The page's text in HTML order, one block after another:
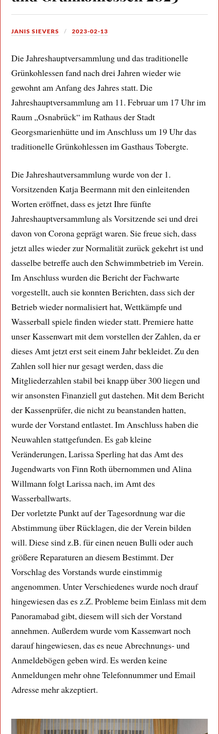
JANIS SIEVERS 2023-02-13
Die Jahreshauptversammlung und das traditionelle
Grünkohlessen fand nach drei Jahren wieder wie
gewohnt am Anfang des Jahres statt. Die
Jahreshauptversammlung am 11. Februar um 17 Uhr im
Raum „Osnabrück“ im Rathaus der Stadt
Georgsmarienhütte und im Anschluss um 19 Uhr das
traditionelle Grünkohlessen im Gasthaus Tobergte.
Die Jahreshautversammlung wurde von der 1.
Vorsitzenden Katja Beermann mit den einleitenden
Worten eröffnet, dass es jetzt Ihre fünfte
Jahreshauptversammlung als Vorsitzende sei und drei
davon von Corona geprägt waren. Sie freue sich, dass
jetzt alles wieder zur Normalität zurück gekehrt ist und
dasselbe betreffe auch den Schwimmbetrieb im Verein.
Im Anschluss wurden die Bericht der Fachwarte
vorgestellt, auch sie konnten Berichten, dass sich der
Betrieb wieder normalisiert hat, Wettkämpfe und
Wasserball spiele finden wieder statt. Premiere hatte
unser Kassenwart mit dem vorstellen der Zahlen, da er
dieses Amt jetzt erst seit einem Jahr bekleidet. Zu den
Zahlen soll hier nur gesagt werden, dass die
Mitgliederzahlen stabil bei knapp über 300 liegen und
wir ansonsten Finanziell gut dastehen. Mit dem Bericht
der Kassenprüfer, die nicht zu beanstanden hatten,
wurde der Vorstand entlastet. Im Anschluss haben die
Neuwahlen stattgefunden. Es gab kleine
Veränderungen, Larissa Sperling hat das Amt des
Jugendwarts von Finn Roth übernommen und Alina
Willmann folgt Larissa nach, im Amt des
Wasserballwarts.
Der vorletzte Punkt auf der Tagesordnung war die
Abstimmung über Rücklagen, die der Verein bilden
will. Diese sind z.B. für einen neuen Bulli oder auch
größere Reparaturen an diesem Bestimmt. Der
Vorschlag des Vorstands wurde einstimmig
angenommen. Unter Verschiedenes wurde noch drauf
hingewiesen das es z.Z. Probleme beim Einlass mit dem
Panoramabad gibt, diesem will sich der Vorstand
annehmen. Außerdem wurde vom Kassenwart noch
darauf hingewiesen, das es neue Abrechnungs- und
Anmeldebögen geben wird. Es werden keine
Anmeldungen mehr ohne Telefonnummer und Email
Adresse mehr akzeptiert.